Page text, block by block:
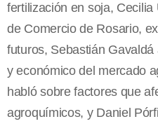
fertilización en soja,
de Comercio de Rosario,
futuros, Sebastián
y económico del mercado
habló sobre factores que
agroquímicos, y Daniel